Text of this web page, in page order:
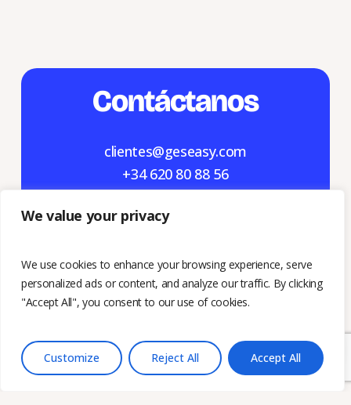
We value your privacy
We use cookies to enhance your browsing experience, serve
personalized ads or content, and analyze our traffic. By clicking
"Accept All", you consent to our use of cookies.
Customize Reject All Accept All
Contáctanos
clientes@geseasy.com
+34 620 80 88 56
Granada: Plaza del Campillo Bajo 3, 18009 –
Almería: Velázquez 2, 04700 – El Ejido
Home
Pymes
Contacto